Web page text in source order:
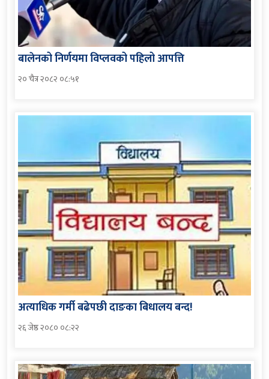
बालेनको निर्णयमा विप्लवको पहिलो आपत्ति
२० चैत्र २०८२ ०८:५१
अत्याधिक गर्मी बढेपछी दाङका बिधालय बन्द!
२६ जेष्ठ २०८० ०८:२२